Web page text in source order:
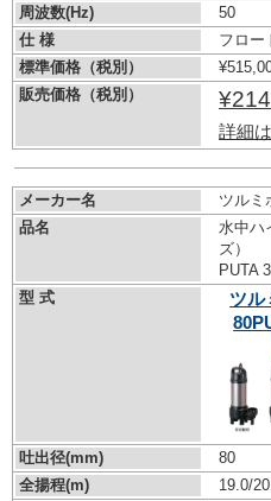
周波数(Hz)
50
仕 様
フロー
標準価格（税別）
販売価格（税別）
詳細
メーカー名
ツルミ
品名
水中ハ
ズ）
PUTA
型 式
ツル
吐出径(mm)
80
全揚程(m)
19.0/